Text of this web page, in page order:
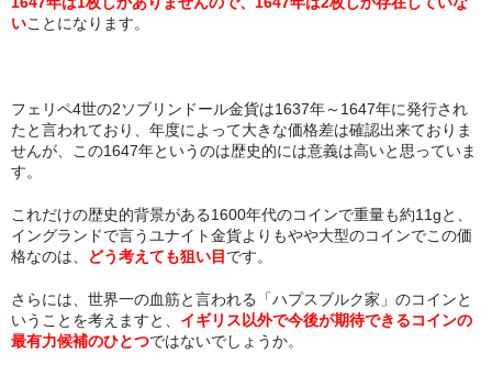
いことになります。
フェリペ4世の2ソブリンドール金貨は1637年～1647年に発行され
たと言われており、年度によって大きな価格差は確認出来ておりま
せんが、この1647年というのは歴史的には意義は高いと思っていま
す。
これだけの歴史的背景がある1600年代のコインで重量も約11gと、
イングランドで言うユナイト金貨よりもやや大型のコインでこの価
格なのは、
どう考えても狙い目 です。
さらには、世界一の血筋と言われる「ハプスブルク家」のコインと
いうことを考えますと、 イギリス以外で今後が期待できるコインの
最有力候補のひとつではないでしょうか。